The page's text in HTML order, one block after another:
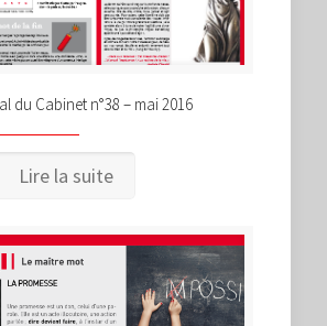
du Cabinet n°38 – mai 2016
Lire la suite